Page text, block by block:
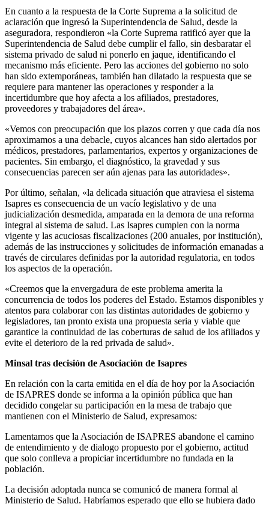
En cuanto a la respuesta de la Corte Suprema a la solicitud de
aclaración que ingresó la Superintendencia de Salud, desde la
aseguradora, respondieron «la Corte Suprema ratificó ayer que la
Superintendencia de Salud debe cumplir el fallo, sin desbaratar el
sistema privado de salud ni ponerlo en jaque, identificando el
mecanismo más eficiente. Pero las acciones del gobierno no solo
han sido extemporáneas, también han dilatado la respuesta que se
requiere para mantener las operaciones y responder a la
incertidumbre que hoy afecta a los afiliados, prestadores,
proveedores y trabajadores del área».
«Vemos con preocupación que los plazos corren y que cada día nos
aproximamos a una debacle, cuyos alcances han sido alertados por
médicos, prestadores, parlamentarios, expertos y organizaciones de
pacientes. Sin embargo, el diagnóstico, la gravedad y sus
consecuencias parecen ser aún ajenas para las autoridades».
Por último, señalan, «la delicada situación que atraviesa el sistema
Isapres es consecuencia de un vacío legislativo y de una
judicialización desmedida, amparada en la demora de una reforma
integral al sistema de salud. Las Isapres cumplen con la norma
vigente y las acuciosas fiscalizaciones (200 anuales, por institución),
además de las instrucciones y solicitudes de información emanadas a
través de circulares definidas por la autoridad regulatoria, en todos
los aspectos de la operación.
«Creemos que la envergadura de este problema amerita la
concurrencia de todos los poderes del Estado. Estamos disponibles y
atentos para colaborar con las distintas autoridades de gobierno y
legisladores, tan pronto exista una propuesta seria y viable que
garantice la continuidad de las coberturas de salud de los afiliados y
evite el deterioro de la red privada de salud».
Minsal tras decisión de Asociación de Isapres
En relación con la carta emitida en el día de hoy por la Asociación
de ISAPRES donde se informa a la opinión pública que han
decidido congelar su participación en la mesa de trabajo que
mantienen con el Ministerio de Salud, expresamos:
Lamentamos que la Asociación de ISAPRES abandone el camino
de entendimiento y de dialogo propuesto por el gobierno, actitud
que solo conlleva a propiciar incertidumbre no fundada en la
población.
La decisión adoptada nunca se comunicó de manera formal al
Ministerio de Salud. Habríamos esperado que ello se hubiera dado